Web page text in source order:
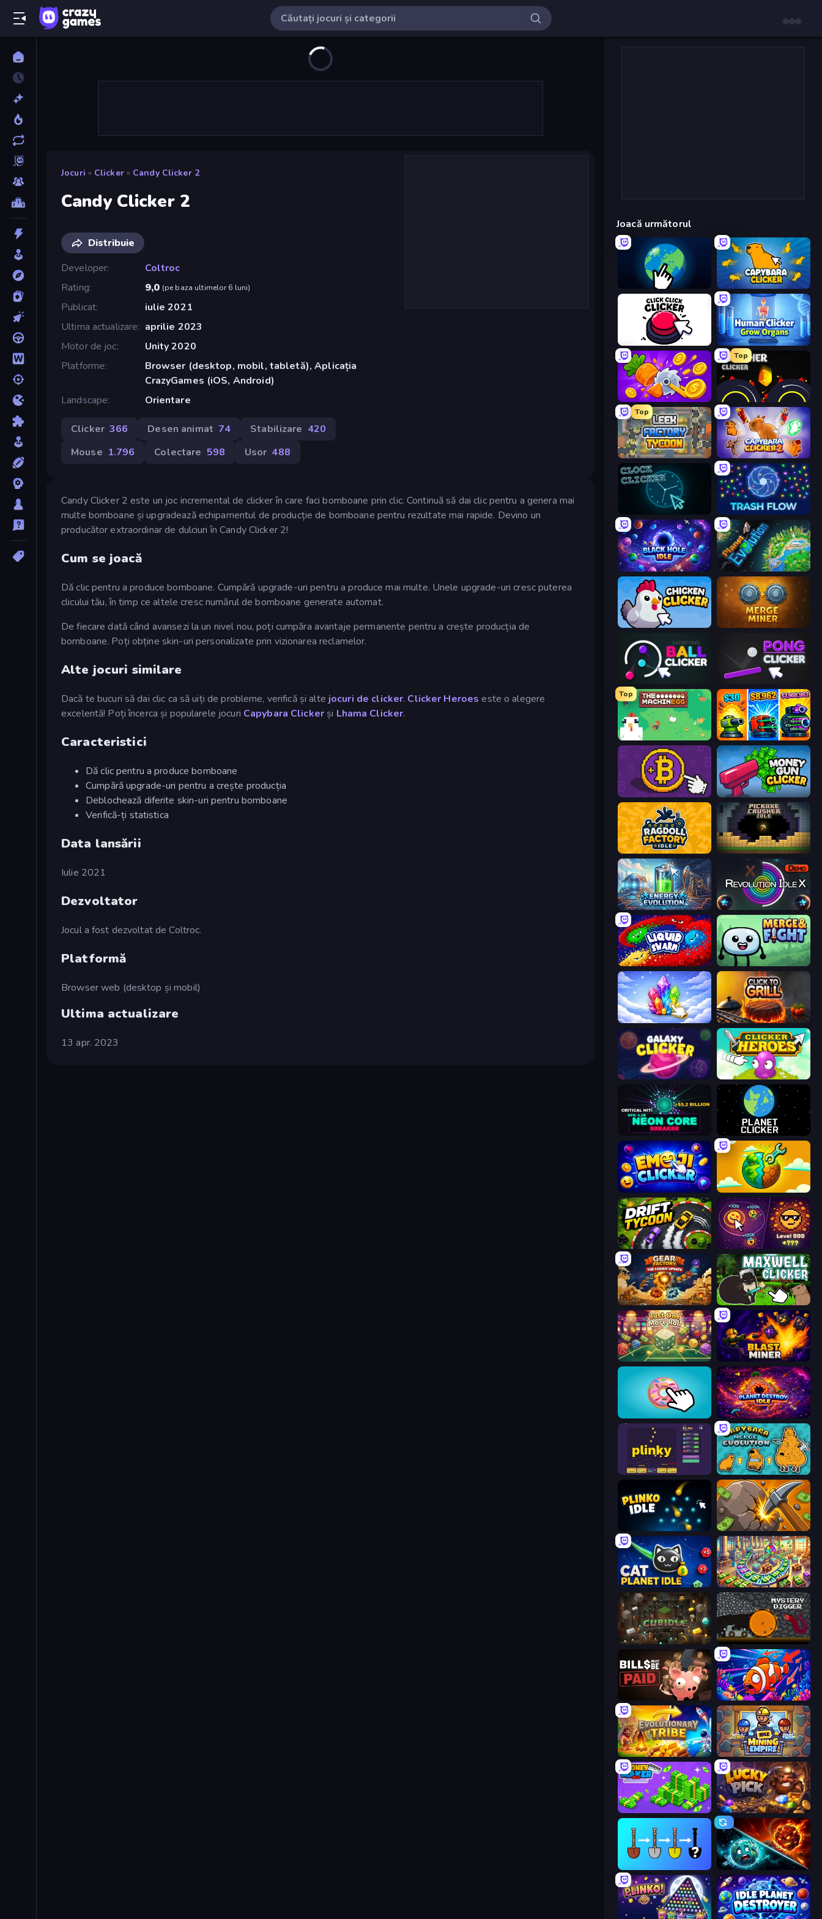
Jocuri » Clicker » Candy Clicker 2
Candy Clicker 2
Distribuie
Developer
Coltroc
Rating
9,0 (pe baza ultimelor 6 luni)
Publicat
iulie 2021
Ultima actualizare
aprilie 2023
Motor de joc
Unity 2020
Platforme
Browser (desktop, mobil, tabletă), Aplicația
CrazyGames (iOS, Android)
Landscape
Orientare
Clicker 366 Desen animat 74 Stabilizare 420
Mouse 1.796 Colectare 598 Usor 488
Candy Clicker 2 este un joc incremental de clicker în care faci bomboane prin clic. Continuă să dai clic pentru a genera mai
multe bomboane și upgradează echipamentul de producție de bomboane pentru rezultate mai rapide. Devino un
producător extraordinar de dulciuri în Candy Clicker 2!
Cum se joacă
Dă clic pentru a produce bomboane. Cumpără upgrade-uri pentru a produce mai multe. Unele upgrade-uri cresc puterea
clicului tău, în timp ce altele cresc numărul de bomboane generate automat.
De fiecare dată când avansezi la un nivel nou, poți cumpăra avantaje permanente pentru a crește producția de
bomboane. Poți obține skin-uri personalizate prin vizionarea reclamelor.
Alte jocuri similare
Dacă te bucuri să dai clic ca să uiți de probleme, verifică și alte jocuri de clicker. Clicker Heroes este o alegere
excelentă! Poți încerca și popularele jocuri Capybara Clicker și Lhama Clicker.
Caracteristici
Dă clic pentru a produce bomboane
Cumpără upgrade-uri pentru a crește producția
Deblochează diferite skin-uri pentru bomboane
Verifică-ți statistica
Data lansării
Iulie 2021
Dezvoltator
Jocul a fost dezvoltat de Coltroc.
Platformă
Browser web (desktop și mobil)
Ultima actualizare
13 apr. 2023
Joacă următorul
Planet Clicker 2 Capybara Clicker
Click Click Clicker Human Clicker: Grow Organs
Farm Ring Idle
Top
Crusher Clicker
Top
Leek Factory Tycoon Capybara Clicker 2
Clock Clicker Trash Flow
Black Hole Idle Planet Evolution: Idle Clicker
Chicken Clicker Merge Miner
Satisfying Ball Clicker Pong Clicker
Top
The MachinEGG Pumpkin Defense: Merge Cannon
Money Maker Money Gun Clicker
Ragdoll Factory Idle Pickaxe Crusher Idle
Energy Evolution Revolution Idle X
Liquid Swarm Merge & Fight
Crystalia Idle Clicker Click To Grill
Galaxy Clicker Clicker Heroes
Neon Core Breaker Planet Clicker
Emoji Clickers Land Explorers: Merge & Build
Drift Tycoon Dominate All Shapes
Gear Factory Maxwell Clicker
Just One More Roll Blast Miner
Donut Clicker Planet Destroy Idle
Plinky Capybara Merge Evolution
Plinko Idle Mine Clicker
Cat Planet Idle Money Factory: Tycoon Idle Game
Cubidle Mystery Digger
Bills Must Be Paid Fish Catch Idle
Evolutionary Tribe Idle Mining Empire
Money Maker Idle Lucky Pick
PlanetCrush 2